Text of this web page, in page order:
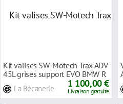
Kit valises SW-Motech Trax ADV
45L grises support EVO BMW R
La Bécanerie 1 100,00 €
Livraison gratuite